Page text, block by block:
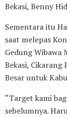
Bekasi, Benny
Sementara itu
saat melepas
Gedung
Bekasi, Cikarang
Besar untuk
“Target kami
sebelumnya.